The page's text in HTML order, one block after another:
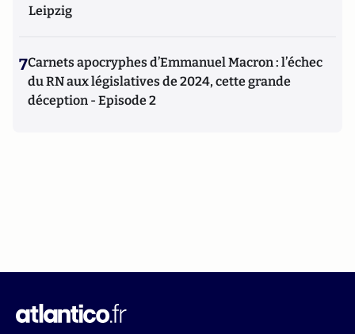
Leipzig
7Carnets apocryphes d’Emmanuel Macron : l’échec
du RN aux législatives de 2024, cette grande
déception - Episode 2